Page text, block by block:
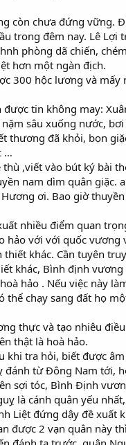
còn chưa đứng vững.
trong đêm nay. Lê Lợi
phòng dã chiến,
hơn một ngàn địch.
300 hộc lương và mấy
tin không may:
sâu xuống nước,
thương đã khỏi, bọn
…
,viết vào bút ký bài
nam dìm quân giặc.
ơi. Bao giờ
nhiều điểm quan
hảo với với quốc vương
khác. Cần tuyên
khác, Bình định
hảo . Nếu việc này
chạy sang đất họ
thực và tạo nhiêu
thật là hoà hảo.
khi tra hỏi, biết được
đánh từ Đông Nam tới,
sợi tóc, Bình Định
là cánh quân yếu
Liệt đứng dậy đề xuất
được 2 vạn quân này